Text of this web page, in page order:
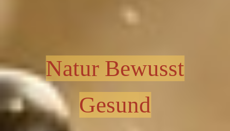
Natur Bewusst
Gesund